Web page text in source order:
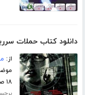
دانلود کتاب حملات
از:
۱۸ صفحه